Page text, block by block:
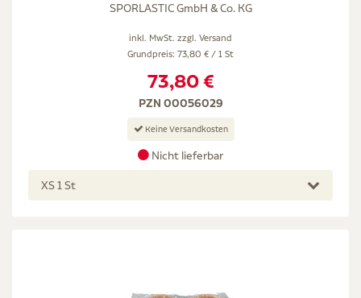
SPORLASTIC GmbH & Co. KG
inkl. MwSt. zzgl. Versand
Grundpreis: 73,80 € / 1 St
73,80 €
PZN 00056029
Keine Versandkosten
Nicht lieferbar
XS 1 St